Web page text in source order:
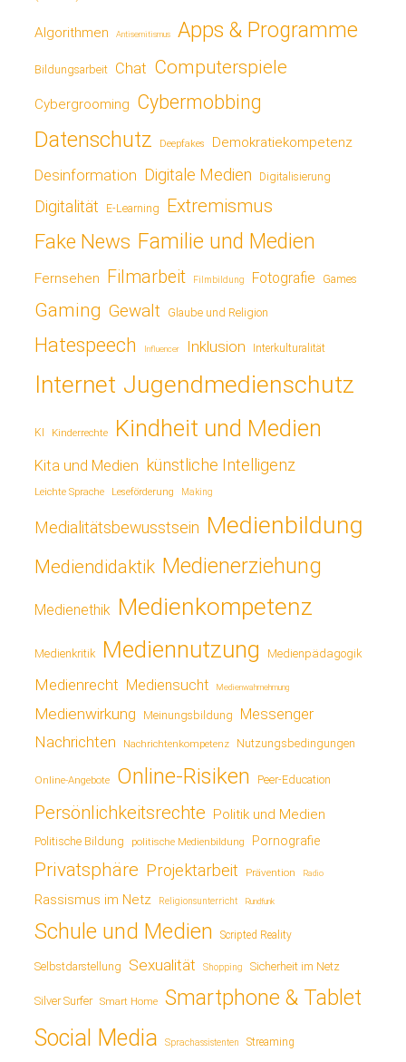
Algorithmen Antisemitismus Apps & Programme
Bildungsarbeit Chat Computerspiele
Cybergrooming Cybermobbing
Datenschutz Deepfakes Demokratiekompetenz
Desinformation Digitale Medien Digitalisierung
Digitalität E-Learning Extremismus
Fake News Familie und Medien
Fernsehen Filmarbeit Filmbildung Fotografie Games
Gaming Gewalt Glaube und Religion
Hatespeech Influencer Inklusion Interkulturalität
Internet Jugendmedienschutz
KI Kinderrechte Kindheit und Medien
Kita und Medien künstliche Intelligenz
Leichte Sprache Leseförderung Making
Medialitätsbewusstsein Medienbildung
Mediendidaktik Medienerziehung
Medienethik Medienkompetenz
Medienkritik Mediennutzung Medienpädagogik
Medienrecht Mediensucht Medienwahrnehmung
Medienwirkung Meinungsbildung Messenger
Nachrichten Nachrichtenkompetenz Nutzungsbedingungen
Online-Angebote Online-Risiken Peer-Education
Persönlichkeitsrechte Politik und Medien
Politische Bildung politische Medienbildung Pornografie
Privatsphäre Projektarbeit Prävention Radio
Rassismus im Netz Religionsunterricht Rundfunk
Schule und Medien Scripted Reality
Selbstdarstellung Sexualität Shopping Sicherheit im Netz
Silver Surfer Smart Home Smartphone & Tablet
Social Media Sprachassistenten Streaming